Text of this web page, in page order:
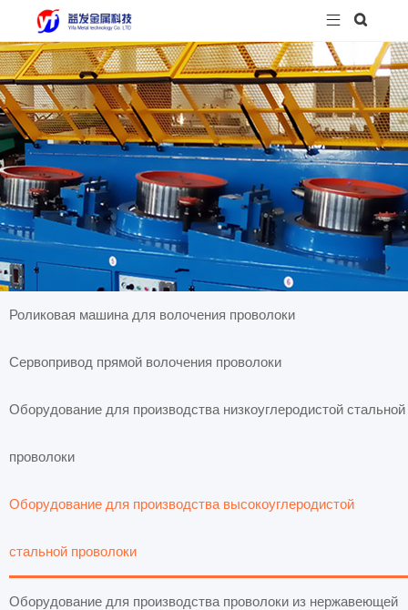
 
Роликовая машина для волочения проволоки
Сервопривод прямой волочения проволоки
Оборудование для производства низкоуглеродистой стальной
проволоки
Оборудование для производства высокоуглеродистой
стальной проволоки
Оборудование для производства проволоки из нержавеющей